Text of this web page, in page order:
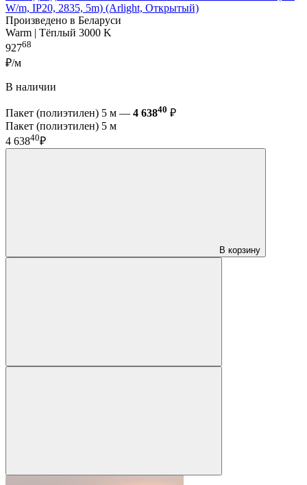
W/m, IP20, 2835, 5m) (Arlight, Открытый)
Произведено в Беларуси
Warm | Тёплый 3000 K
92768
₽/м
В наличии
Пакет (полиэтилен) 5 м — 4 63840 ₽
Пакет (полиэтилен) 5 м
4 63840₽
В корзину